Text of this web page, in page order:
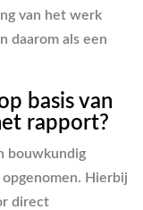
van het werk
daarom als een
basis van
rapport?
bouwkundig
Hierbij
direct